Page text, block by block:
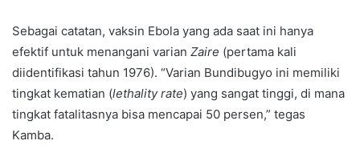
Sebagai catatan, vaksin Ebola yang ada saat ini hanya
efektif untuk menangani varian Zaire (pertama kali
diidentifikasi tahun 1976). “Varian Bundibugyo ini memiliki
tingkat kematian (lethality rate) yang sangat tinggi, di mana
tingkat fatalitasnya bisa mencapai 50 persen,” tegas
Kamba.